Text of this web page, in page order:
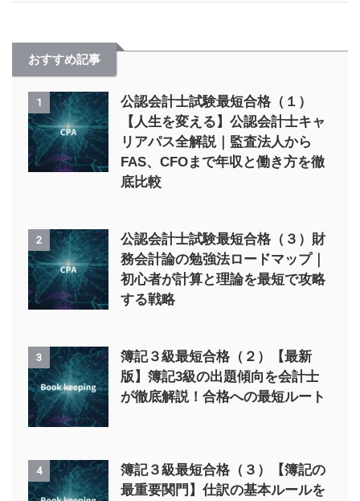
おすすめ記事
1
公認会計士試験最短合格（１）
【人生を変える】公認会計士キャ
リアパス全解説｜監査法人から
FAS、CFOまで年収と働き方を徹
底比較
2
公認会計士試験最短合格（３）財
務会計論の勉強法ロードマップ｜
初心者が計算と理論を最短で攻略
する戦略
3
簿記３級最短合格（２）【最新
版】簿記3級の出題傾向を会計士
が徹底解説！合格への最短ルート
4
簿記３級最短合格（３）【簿記の
最重要関門】仕訳の基本ルールを